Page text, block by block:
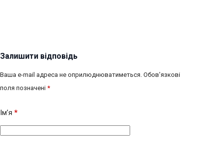
Залишити відповідь
Ваша e-mail адреса не оприлюднюватиметься. Обов’язкові
поля позначені *
Ім’я *